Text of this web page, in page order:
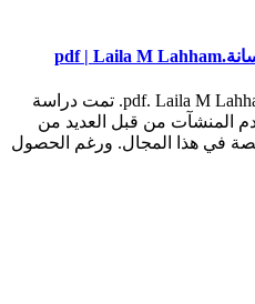
تقنية إعادة استخدام الخرسانة.pdf. Laila M Lahham. تمت دراسة
المنشآت من قبل العديد من
في هذا المجال. ورغم الحصول